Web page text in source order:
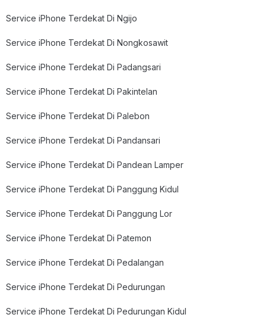
Service iPhone Terdekat Di Ngijo
Service iPhone Terdekat Di Nongkosawit
Service iPhone Terdekat Di Padangsari
Service iPhone Terdekat Di Pakintelan
Service iPhone Terdekat Di Palebon
Service iPhone Terdekat Di Pandansari
Service iPhone Terdekat Di Pandean Lamper
Service iPhone Terdekat Di Panggung Kidul
Service iPhone Terdekat Di Panggung Lor
Service iPhone Terdekat Di Patemon
Service iPhone Terdekat Di Pedalangan
Service iPhone Terdekat Di Pedurungan
Service iPhone Terdekat Di Pedurungan Kidul